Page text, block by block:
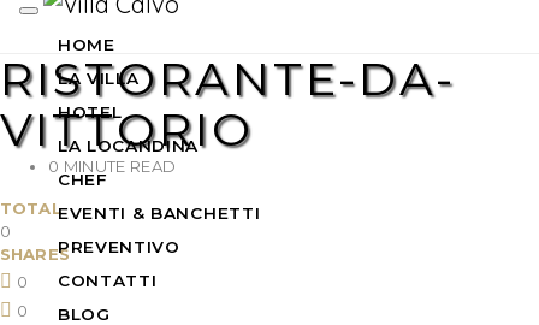
HOME
LA VILLA
HOTEL
LA LOCANDINA
CHEF
EVENTI & BANCHETTI
PREVENTIVO
CONTATTI
BLOG
RISTORANTE-DA-
VITTORIO
0 MINUTE READ
TOTAL
0
SHARES
0
0